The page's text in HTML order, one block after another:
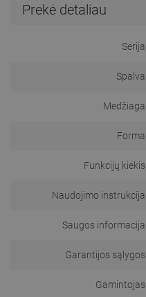
Prekė detaliau
Serija
Spalva
Medžiaga
Forma
Funkcijų kiekis
Naudojimo instrukcija
Saugos informacija
Garantijos sąlygos
Gamintojas